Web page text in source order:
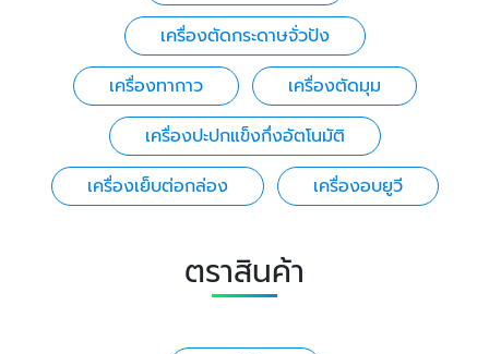
เครื่องตัดกระดาษจั่วปัง
เครื่องทากาว
เครื่องตัดมุม
เครื่องปะปกแข็งกึ่งอัตโนมัติ
เครื่องเย็บต่อกล่อง
เครื่องอบยูวี
ตราสินค้า